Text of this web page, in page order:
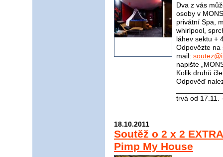
Dva z vás
osoby v
privátní Spa,
whirlpool,
láhev sektu +
Odpovězte na
mail:
napište
Kolik druhů
Odpověď
trvá od 17.11.
18.10.2011
Soutěž o 2 x 2
Pimp My House